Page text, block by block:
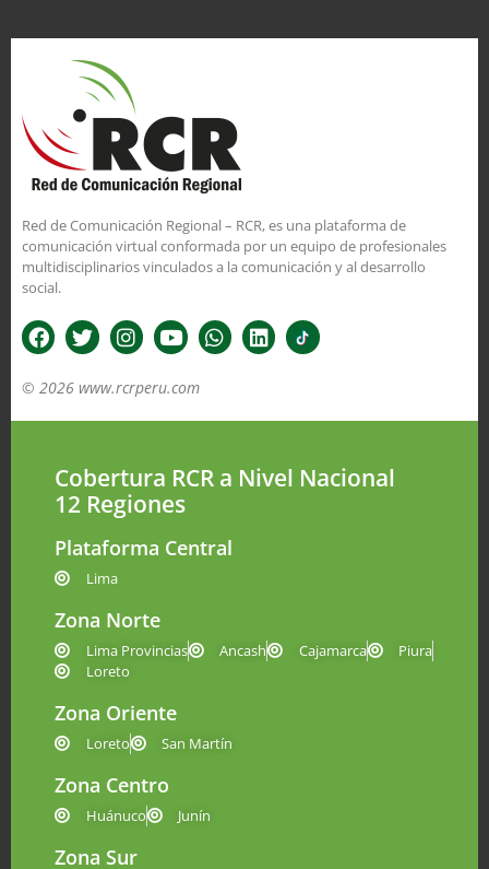
Red de Comunicación Regional – RCR, es una plataforma de
comunicación virtual conformada por un equipo de profesionales
multidisciplinarios vinculados a la comunicación y al desarrollo
social.
© 2026 www.rcrperu.com
Cobertura RCR a Nivel Nacional
12 Regiones
Plataforma Central
Lima
Zona Norte
Lima Provincias Ancash Cajamarca
Piura
Loreto
Zona Oriente
Loreto San Martín
Zona Centro
Huánuco Junín
Zona Sur